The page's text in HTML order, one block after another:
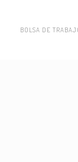
BOLSA DE